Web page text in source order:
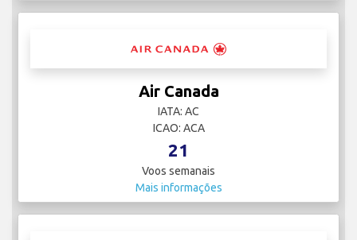
Air Canada
IATA: AC
ICAO: ACA
21
Voos semanais
Mais informações